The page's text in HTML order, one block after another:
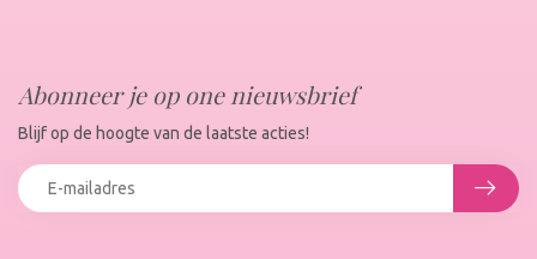
Abonneer je op one nieuwsbrief
Blijf op de hoogte van de laatste acties!